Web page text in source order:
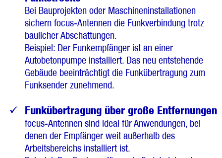
Bei Bauprojekten oder Maschineninstallationen
sichern focus-Antennen die Funkverbindung trotz
baulicher Abschattungen.
Beispiel: Der Funkempfänger ist an einer
Autobetonpumpe installiert. Das neu entstehende
Gebäude beeinträchtigt die Funkübertragung zum
Funksender zunehmend.
Funkübertragung über große Entfernungen
focus-Antennen sind ideal für Anwendungen, bei
denen der Empfänger weit außerhalb des
Arbeitsbereichs installiert ist.